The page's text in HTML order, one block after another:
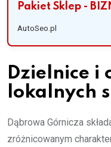
Pakiet Sklep -
AutoSeo.pl
Dzielnice i
lokalnych
Dąbrowa Górnicza
zróżnicowanym